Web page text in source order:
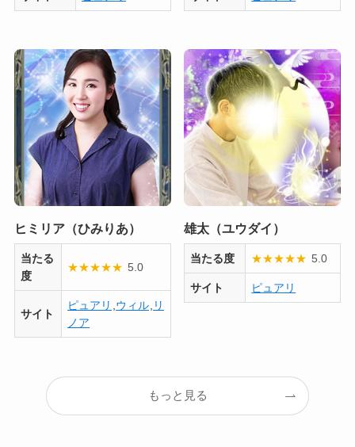
ヒミリア（ひみりあ）
当たる
度
★★★★★ 5.0
サイト
ピュアリ ,ウィル, リ
ノア
雄太（ユウダイ）
当たる度 ★★★★★ 5.0
サイト ピュアリ
もっと見る